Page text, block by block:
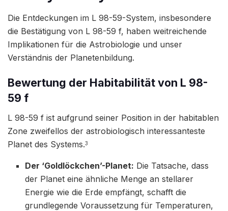
Die Entdeckungen im L 98-59-System, insbesondere
die Bestätigung von L 98-59 f, haben weitreichende
Implikationen für die Astrobiologie und unser
Verständnis der Planetenbildung.
Bewertung der Habitabilität von L 98-
59 f
L 98-59 f ist aufgrund seiner Position in der habitablen
Zone zweifellos der astrobiologisch interessanteste
Planet des Systems.3
Der ‘Goldlöckchen’-Planet: Die Tatsache, dass
der Planet eine ähnliche Menge an stellarer
Energie wie die Erde empfängt, schafft die
grundlegende Voraussetzung für Temperaturen,